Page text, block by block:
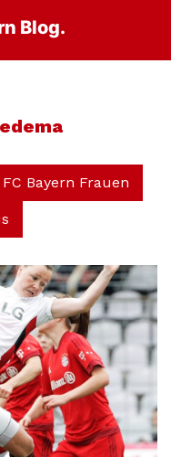
Blog.
FC Bayern Frauen